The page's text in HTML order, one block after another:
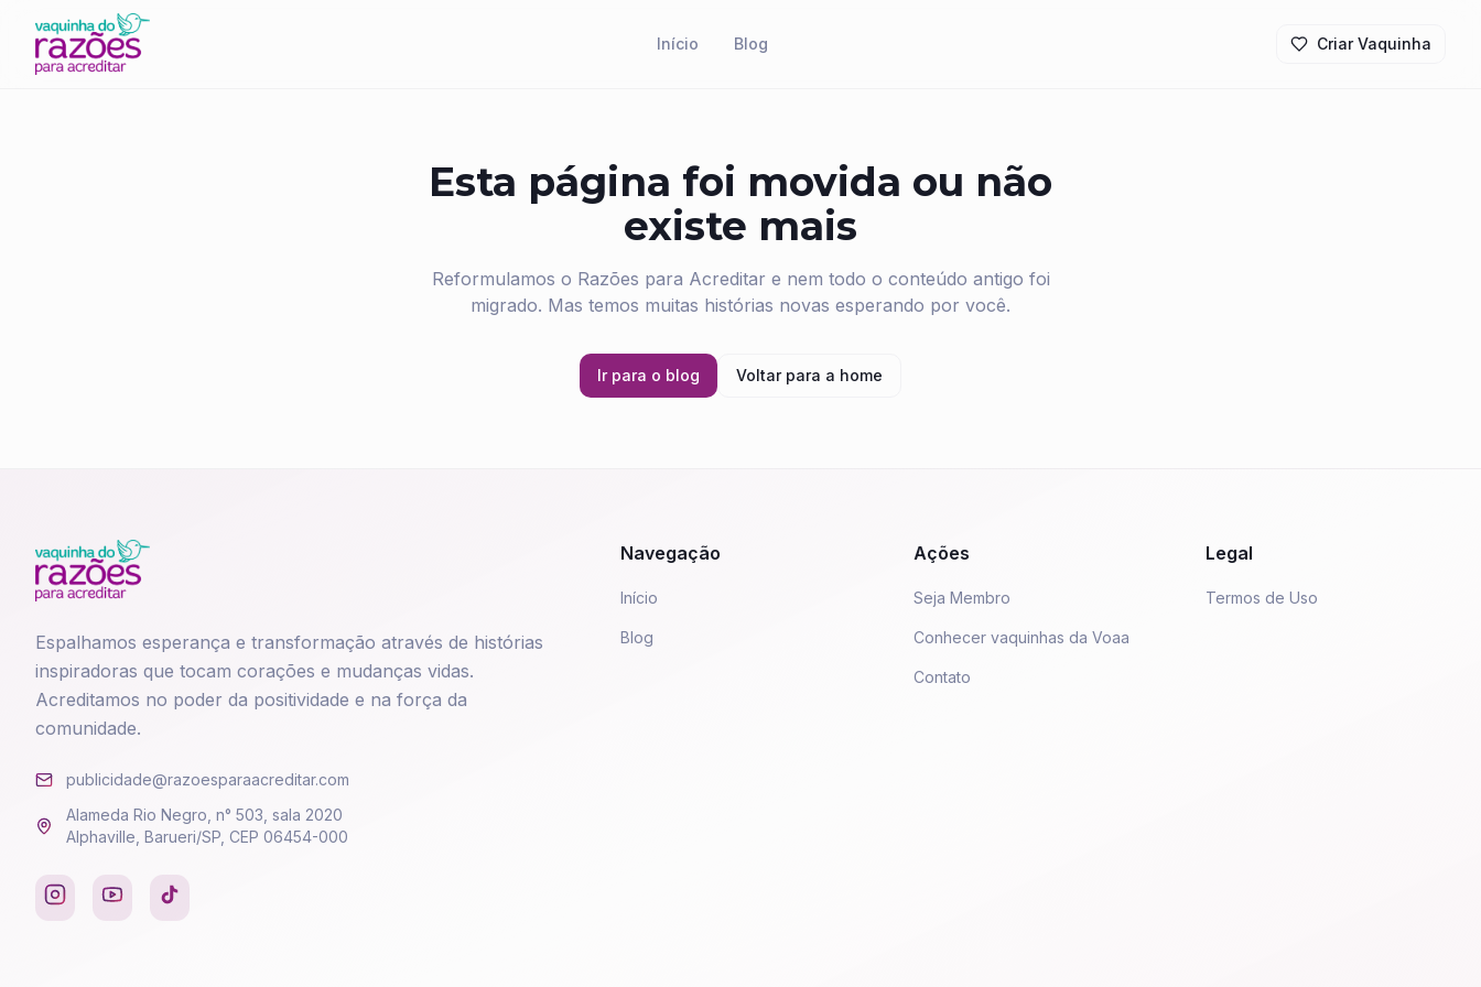
Início Blog Criar Vaquinha
Esta página foi movida ou não
existe mais
Reformulamos o Razões para Acreditar e nem todo o conteúdo antigo foi
migrado. Mas temos muitas histórias novas esperando por você.
Ir para o blog Voltar para a home
Espalhamos esperança e transformação através de histórias
inspiradoras que tocam corações e mudanças vidas.
Acreditamos no poder da positividade e na força da
comunidade.
publicidade@razoesparaacreditar.com
Alameda Rio Negro, n° 503, sala 2020
Alphaville, Barueri/SP, CEP 06454-000
Navegação
Início
Blog
Ações
Seja Membro
Conhecer vaquinhas da Voaa
Contato
Legal
Termos de Uso